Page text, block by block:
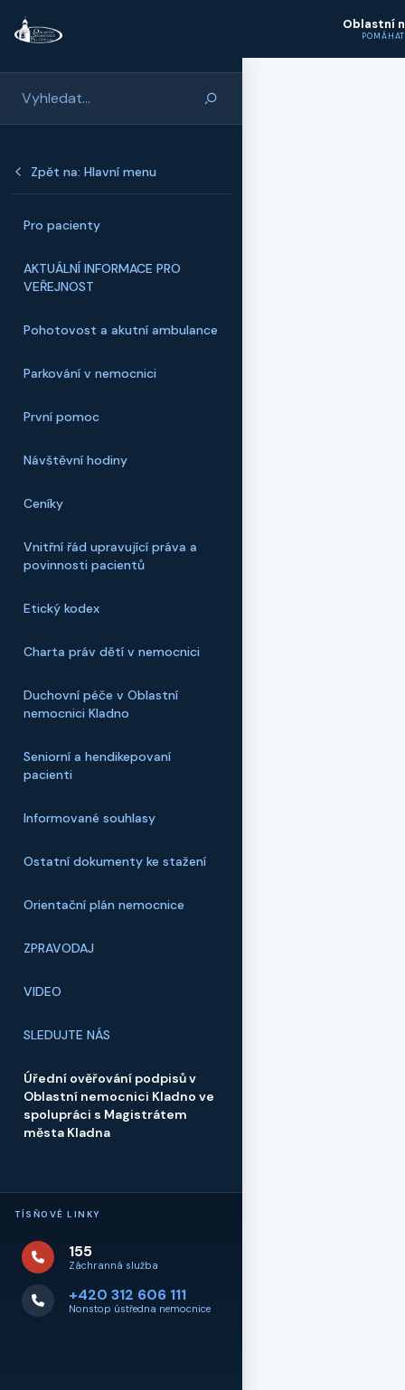
Oblastní
Zpět na: Hlavní menu
Pro pacienty
AKTUÁLNÍ INFORMACE PRO
VEŘEJNOST
Pohotovost a akutní ambulance
Parkování v nemocnici
První pomoc
Návštěvní hodiny
Ceníky
Vnitřní řád upravující práva a
povinnosti pacientů
Etický kodex
Charta práv dětí v nemocnici
Duchovní péče v Oblastní
nemocnici Kladno
Seniorní a hendikepovaní
pacienti
Informované souhlasy
Ostatní dokumenty ke stažení
Orientační plán nemocnice
ZPRAVODAJ
VIDEO
SLEDUJTE NÁS
Úřední ověřování podpisů v
Oblastní nemocnici Kladno ve
spolupráci s Magistrátem
města Kladna
TÍSŇOVÉ LINKY
155
Záchranná služba
+420 312 606 111
Nonstop ústředna nemocnice